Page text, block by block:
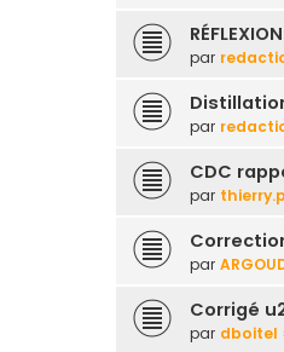
par
par
CDC
par
par
Corrigé
par dboitel